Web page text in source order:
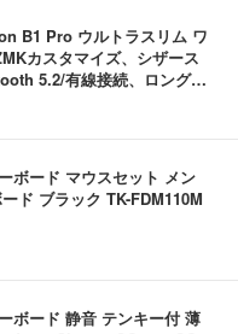
B1 Pro ウルトラスリム ワ
カスタマイズ、シザース
5.2/有線接続、ロングバ
し）, JISレイアウト)
ボード マウスセット メン
ド ブラック TK-FDM110M
ボード 静音 テンキー付 薄